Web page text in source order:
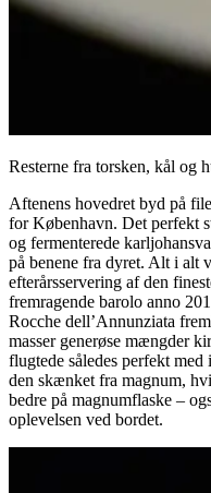
Resterne fra torsken, kål og
Aftenens hovedret byd på
for København. Det perfekt
og fermenterede
på benene fra dyret. Alt i alt
efterårsservering af den
fremragende barolo anno
Rocche dell’Annunziata
masser generøse mængder
flugtede således perfekt
den skænket fra magnum,
bedre på magnumflaske –
oplevelsen ved bordet.